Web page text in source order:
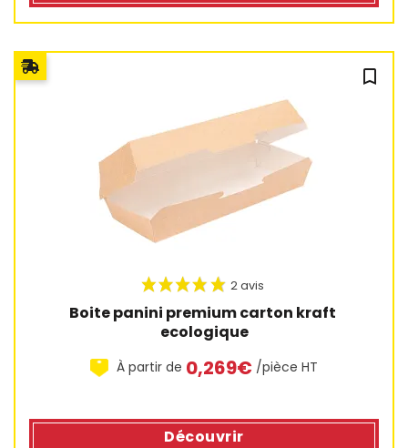
bookmark_outline
Boite panini premium carton kraft
ecologique
À partir de 0,269€ /pièce HT
Découvrir